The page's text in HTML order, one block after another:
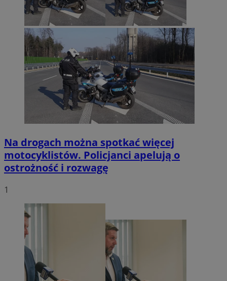
Na drogach można spotkać więcej
motocyklistów. Policjanci apelują o
ostrożność i rozwagę
1